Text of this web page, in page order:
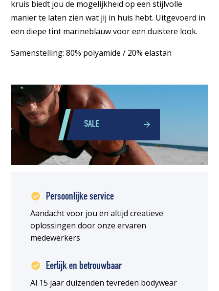
kruis biedt jou de mogelijkheid op een stijlvolle
manier te laten zien wat jij in huis hebt. Uitgevoerd in
een diepe tint marineblauw voor een duistere look.
Samenstelling: 80% polyamide / 20% elastan
SALE
Persoonlijke service
Aandacht voor jou en altijd creatieve
oplossingen door onze ervaren
medewerkers
Eerlijk en betrouwbaar
Al 15 jaar duizenden tevreden bodywear